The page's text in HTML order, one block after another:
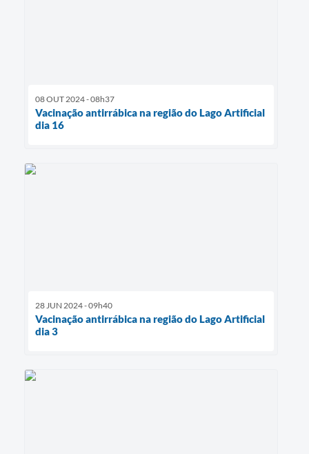
08 OUT 2024 - 08h37
Vacinação antirrábica na região do Lago Artificial
dia 16
28 JUN 2024 - 09h40
Vacinação antirrábica na região do Lago Artificial
dia 3